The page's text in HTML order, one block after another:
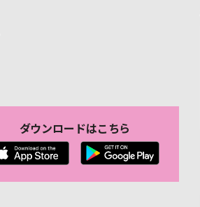
ダウンロードはこちら